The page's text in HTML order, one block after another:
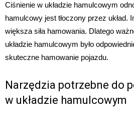
Ciśnienie w układzie hamulcowym
hamulcowy jest tłoczony przez układ.
większa siła hamowania. Dlatego
układzie hamulcowym było
skuteczne hamowanie pojazdu.
Narzędzia potrzebne do
w układzie hamulcowym